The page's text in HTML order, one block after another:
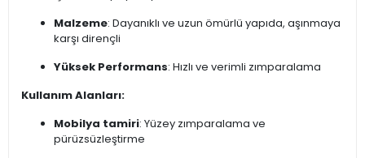
Malzeme: Dayanıklı ve uzun ömürlü yapıda, aşınmaya
karşı dirençli
Yüksek Performans: Hızlı ve verimli zımparalama
Kullanım Alanları:
Mobilya tamiri: Yüzey zımparalama ve
pürüzsüzleştirme